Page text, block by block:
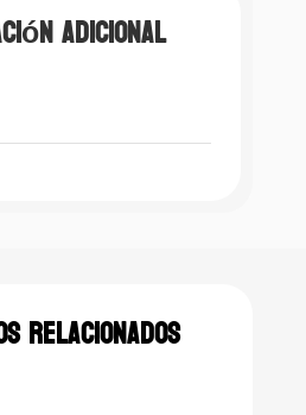
adicional
relacionados